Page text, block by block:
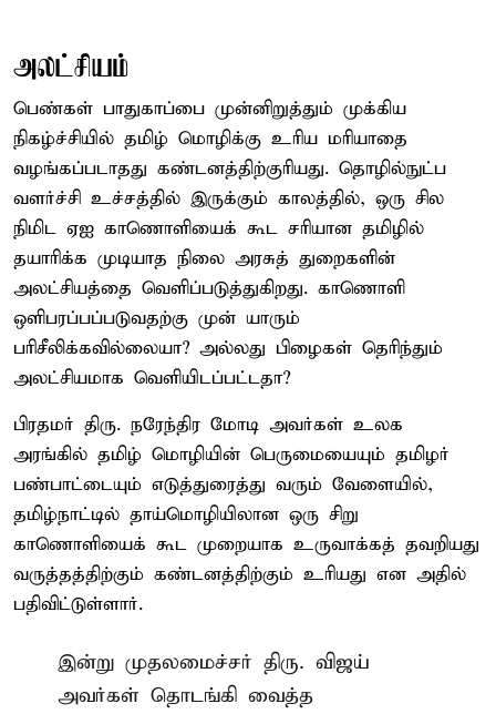
அலட்சியம்
பெண்கள் பாதுகாப்பை முன்னிறுத்தும் முக்கிய
நிகழ்ச்சியில் தமிழ் மொழிக்கு உரிய மரியாதை
வழங்கப்படாதது கண்டனத்திற்குரியது. தொழில்நுட்ப
வளர்ச்சி உச்சத்தில் இருக்கும் காலத்தில், ஒரு சில
நிமிட ஏஐ காணொளியைக் கூட சரியான தமிழில்
தயாரிக்க முடியாத நிலை அரசுத் துறைகளின்
அலட்சியத்தை வெளிப்படுத்துகிறது. காணொளி
ஒளிபரப்பப்படுவதற்கு முன் யாரும்
பரிசீலிக்கவில்லையா? அல்லது பிழைகள் தெரிந்தும்
அலட்சியமாக வெளியிடப்பட்டதா?
பிரதமர் திரு. நரேந்திர மோடி அவர்கள் உலக
அரங்கில் தமிழ் மொழியின் பெருமையையும் தமிழர்
பண்பாட்டையும் எடுத்துரைத்து வரும் வேளையில்,
தமிழ்நாட்டில் தாய்மொழியிலான ஒரு சிறு
காணொளியைக் கூட முறையாக உருவாக்கத் தவறியது
வருத்தத்திற்கும் கண்டனத்திற்கும் உரியது என அதில்
பதிவிட்டுள்ளார்.
இன்று முதலமைச்சர் திரு. விஜய்
அவர்கள் தொடங்கி வைத்த